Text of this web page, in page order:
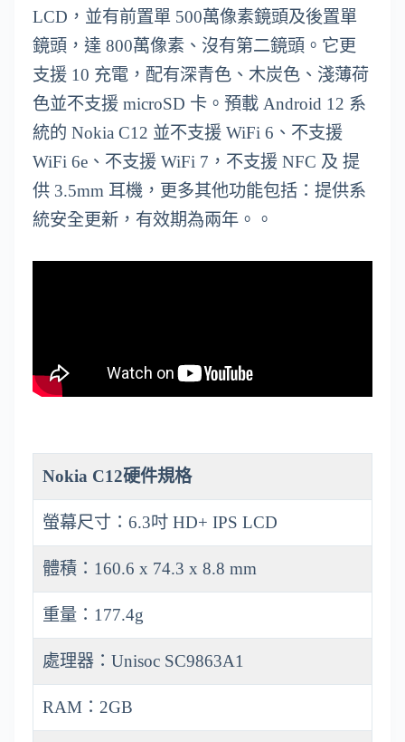
LCD，並有前置單 500萬像素鏡頭及後置單
鏡頭，達 800萬像素、沒有第二鏡頭。它更
支援 10 充電，配有深青色、木炭色、淺薄荷
色並不支援 microSD 卡。預載 Android 12 系
統的 Nokia C12 並不支援 WiFi 6、不支援
WiFi 6e、不支援 WiFi 7，不支援 NFC 及 提
供 3.5mm 耳機，更多其他功能包括：提供系
統安全更新，有效期為兩年。。
Nokia C12硬件規格
螢幕尺寸：6.3吋 HD+ IPS LCD
體積：160.6 x 74.3 x 8.8 mm
重量：177.4g
處理器：Unisoc SC9863A1
RAM：2GB